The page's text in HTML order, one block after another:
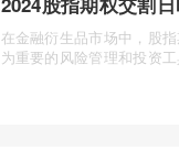
在金融衍生品市场中，股
为重要的风险管理和投资